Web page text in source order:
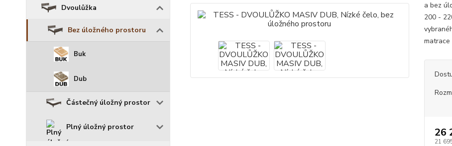
Dvoulůžka
Bez úložného prostoru
Buk
Dub
Částečný úložný prostor
Plný úložný prostor
a bez
200 -
matrace
26
21